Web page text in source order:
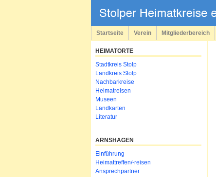
überspringen
Startseite Verein Mitgliederbereich
HEIMATORTE
Navigation
überspringen
Stadtkreis Stolp
Landkreis Stolp
Nachbarkreise
Heimatreisen
Museen
Landkarten
Literatur
ARNSHAGEN
Navigation
überspringen
Einführung
Heimattreffen/-reisen
Ansprechpartner